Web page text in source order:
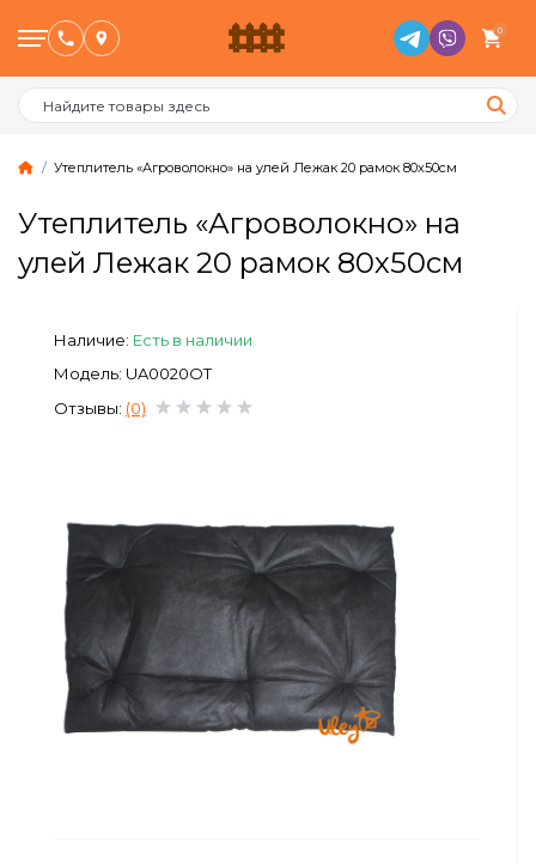
0
Птицеводство
Пчеловодство
Сейфы
Энергопитание
Утеплитель «Агроволокно» на улей Лежак 20 рамок 80х50см
Утеплитель «Агроволокно» на
улей Лежак 20 рамок 80х50см
Наличие: Есть в наличии
Модель: UA0020OT
Отзывы: (0)